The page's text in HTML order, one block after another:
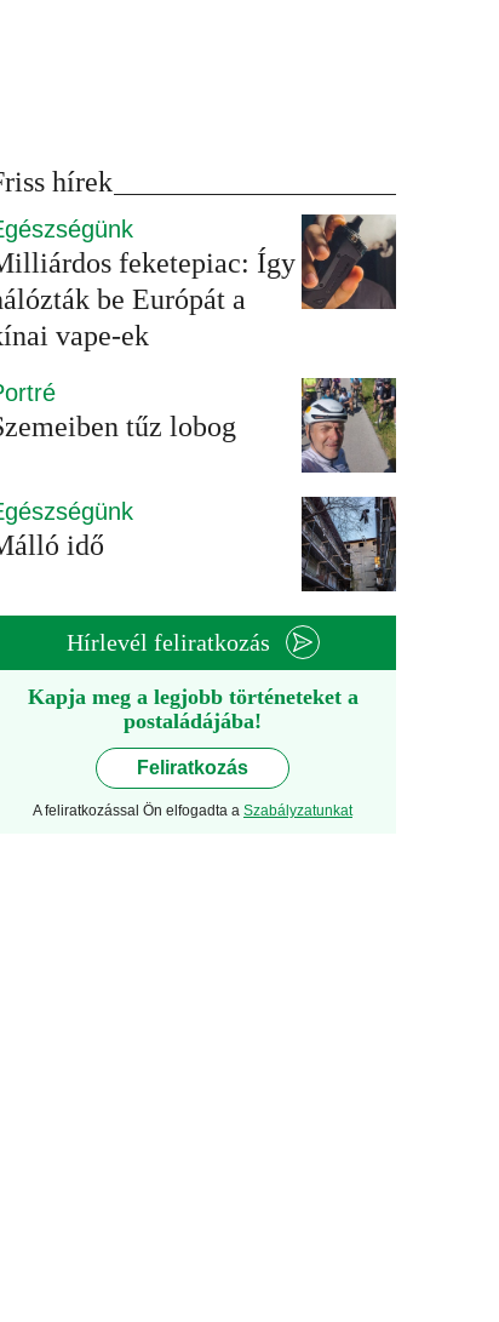
hírek
feketepiac: Így
be Európát a
vape-ek
tűz lobog
idő
Hírlevél feliratkozás
Kapja meg a legjobb történeteket a
postaládájába!
Feliratkozás
A feliratkozással Ön elfogadta a Szabályzatunkat